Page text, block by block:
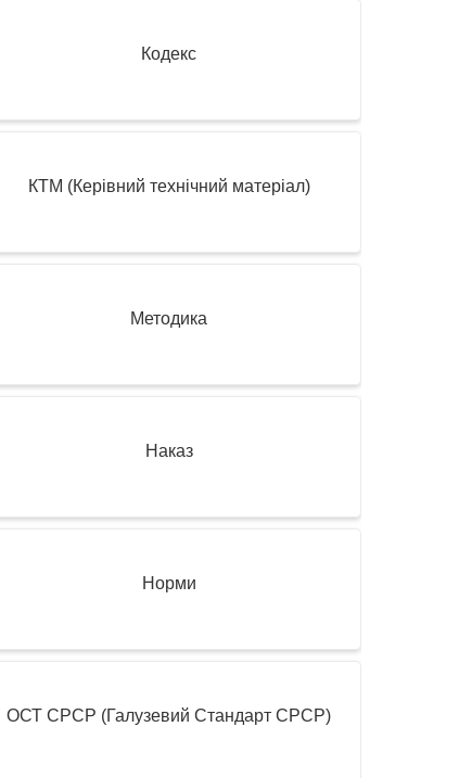
Кодекс
КТМ (Керівний технічний матеріал)
Методика
Наказ
Норми
ОСТ СРСР (Галузевий Стандарт СРСР)